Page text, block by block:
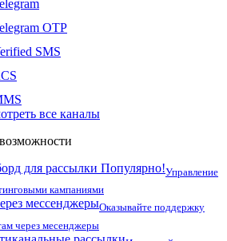
OTP
SMS
все каналы
для рассылки Популярно!Управление
кампаниями
мессенджерыОказывайте поддержку
через месенджеры